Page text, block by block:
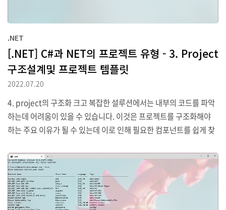
.NET
[.NET] C#과 NET의 프로젝트 유형 - 3. Project
구조설계및 프로젝트 템플릿
2022.07.20
4. project의 구조화 크고 복잡한 설루션에서는 내부의 코드를 파악
하는데 어려움이 있을 수 있습니다. 이것은 프로젝트를 구조화해야
하는 주요 이유가 될 수 있는데 이로 인해 필요한 컴포넌트를 쉽게 찾
뉘어 구성될 수 있으며 이때 프로젝트의 이름은 나름대로의 체계성을
가지고 있는 것이 좋습니다. 프로젝트의 이름을 붙이기 위한 다양한
방법이 존재하는데 예를 들어 모든 프로젝트의 접두사로 해당 회사의
이름을 붙이는 것도 하나의 방법이 될 수 있습니다. 예를 들어 회사명